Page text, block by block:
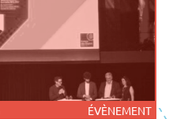
ÉVÈNEMENT